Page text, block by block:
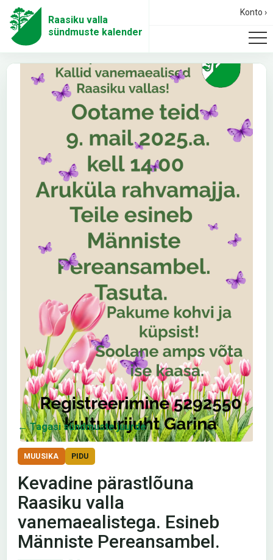
Raasiku valla
sündmuste kalender
Konto ›
← Tagasi sündmuste juurde
MUUSIKA PIDU
Kevadine pärastlõuna
Raasiku valla
vanemaealistega. Esineb
Männiste Pereansambel.